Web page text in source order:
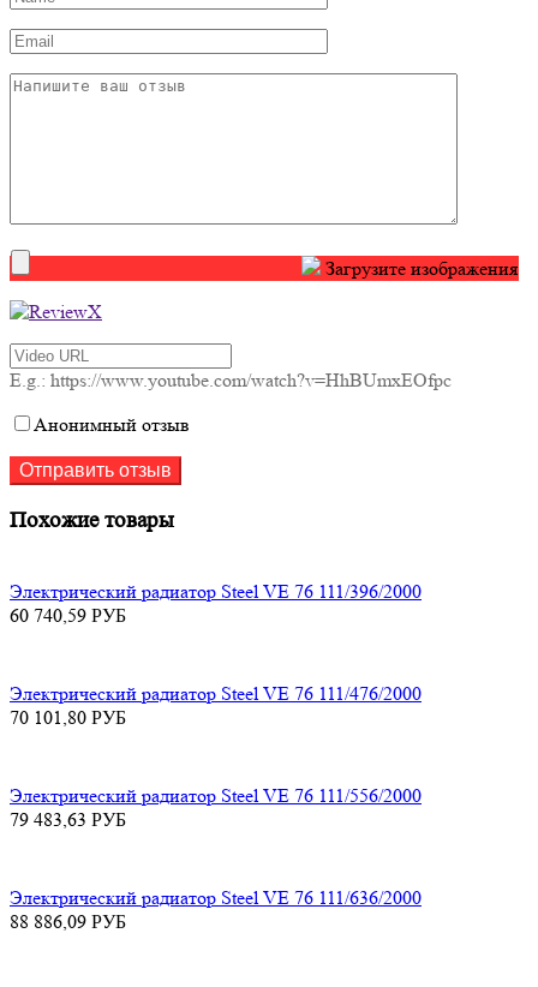
Загрузите изображения
E.g.: https://www.youtube.com/watch?v=HhBUmxEOfpc
Анонимный отзыв
Похожие товары
Электрический радиатор Steel VE 76 111/396/2000
60 740,59 РУБ
Электрический радиатор Steel VE 76 111/476/2000
70 101,80 РУБ
Электрический радиатор Steel VE 76 111/556/2000
79 483,63 РУБ
Электрический радиатор Steel VE 76 111/636/2000
88 886,09 РУБ